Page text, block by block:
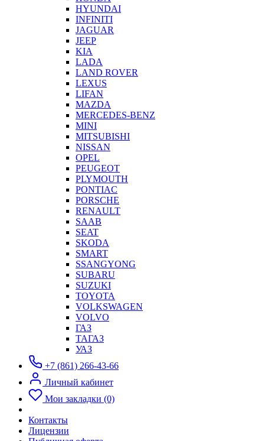
HYUNDAI
INFINITI
JAGUAR
JEEP
KIA
LADA
LAND ROVER
LEXUS
LIFAN
MAZDA
MERCEDES-BENZ
MINI
MITSUBISHI
NISSAN
OPEL
PEUGEOT
PLYMOUTH
PONTIAC
PORSCHE
RENAULT
SAAB
SEAT
SKODA
SMART
SSANGYONG
SUBARU
SUZUKI
TOYOTA
VOLKSWAGEN
VOLVO
ГАЗ
ТАГАЗ
УАЗ
+7 (861) 266-43-66
Личный кабинет
Мои закладки (0)
Контакты
Лицензии